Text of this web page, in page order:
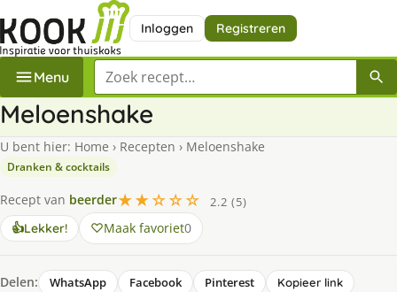
Inloggen Registreren
Menu Zoek een recept
Meloenshake
U bent hier: Home › Recepten › Meloenshake
Dranken & cocktails
Recept van beerder★★☆☆☆
2.2 (5)
👍Lekker! Maak favoriet0
Delen: WhatsApp Facebook Pinterest
Kopieer link